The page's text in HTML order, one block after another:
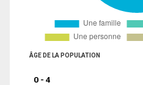
ÂGE DE LA POPULATION
0 - 4